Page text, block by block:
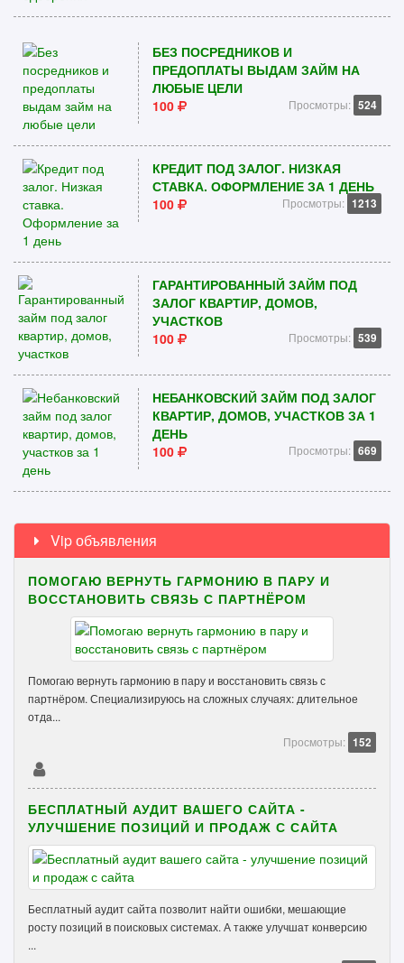
БЕЗ ПОСРЕДНИКОВ И
ПРЕДОПЛАТЫ ВЫДАМ ЗАЙМ НА
ЛЮБЫЕ ЦЕЛИ
100
Просмотры: 524
КРЕДИТ ПОД ЗАЛОГ. НИЗКАЯ
СТАВКА. ОФОРМЛЕНИЕ ЗА 1 ДЕНЬ
100
Просмотры: 1213
ГАРАНТИРОВАННЫЙ ЗАЙМ ПОД
ЗАЛОГ КВАРТИР, ДОМОВ,
УЧАСТКОВ
100
Просмотры: 539
НЕБАНКОВСКИЙ ЗАЙМ ПОД ЗАЛОГ
КВАРТИР, ДОМОВ, УЧАСТКОВ ЗА 1
ДЕНЬ
100
Просмотры: 669
Vip объявления
ПОМОГАЮ ВЕРНУТЬ ГАРМОНИЮ В ПАРУ И
ВОССТАНОВИТЬ СВЯЗЬ С ПАРТНЁРОМ
Помогаю вернуть гармонию в пару и восстановить связь с
партнёром. Специализируюсь на сложных случаях: длительное
отда...
Просмотры: 152
БЕСПЛАТНЫЙ АУДИТ ВАШЕГО САЙТА -
УЛУЧШЕНИЕ ПОЗИЦИЙ И ПРОДАЖ С САЙТА
Бесплатный аудит сайта позволит найти ошибки, мешающие
росту позиций в поисковых системах. А также улучшат конверсию
...